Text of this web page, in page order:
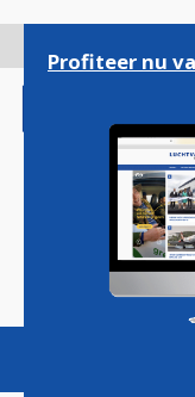
gaan
Magazine
Profiteer nu